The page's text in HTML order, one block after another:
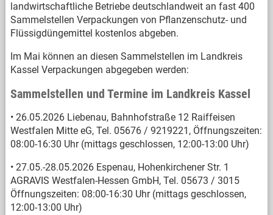
landwirtschaftliche Betriebe deutschlandweit an fast 400
Sammelstellen Verpackungen von Pflanzenschutz- und
Flüssigdüngemittel kostenlos abgeben.
Im Mai können an diesen Sammelstellen im Landkreis
Kassel Verpackungen abgegeben werden:
Sammelstellen und Termine im Landkreis Kassel
• 26.05.2026 Liebenau, Bahnhofstraße 12 Raiffeisen
Westfalen Mitte eG, Tel. 05676 / 9219221, Öffnungszeiten:
08:00-16:30 Uhr (mittags geschlossen, 12:00-13:00 Uhr)
• 27.05.-28.05.2026 Espenau, Hohenkirchener Str. 1
AGRAVIS Westfalen-Hessen GmbH, Tel. 05673 / 3015
Öffnungszeiten: 08:00-16:30 Uhr (mittags geschlossen,
12:00-13:00 Uhr)